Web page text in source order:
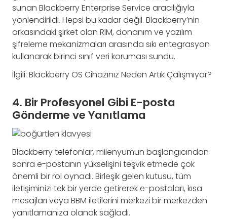
sunan Blackberry Enterprise Service aracılığıyla
yönlendirildi. Hepsi bu kadar değil. Blackberry’nin
arkasındaki şirket olan RIM, donanım ve yazılım
şifreleme mekanizmaları arasında sıkı entegrasyon
kullanarak birinci sınıf veri koruması sundu.
İlgili: Blackberry OS Cihazınız Neden Artık Çalışmıyor?
4. Bir Profesyonel Gibi E-posta
Gönderme ve Yanıtlama
Blackberry telefonlar, milenyumun başlangıcından
sonra e-postanın yükselişini teşvik etmede çok
önemli bir rol oynadı. Birleşik gelen kutusu, tüm
iletişiminizi tek bir yerde getirerek e-postaları, kısa
mesajları veya BBM iletilerini merkezi bir merkezden
yanıtlamanıza olanak sağladı.